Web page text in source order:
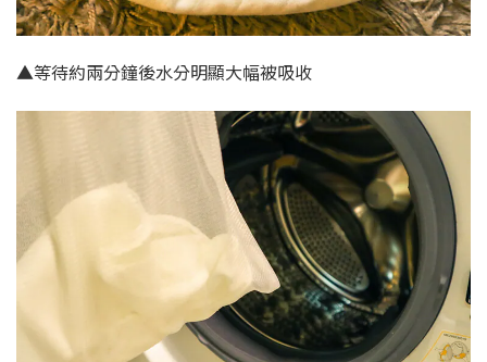
▲等待約兩分鐘後水分明顯大幅被吸收